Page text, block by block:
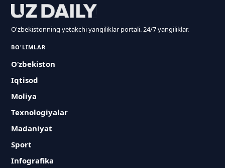
O'zbekistonning yetakchi yangiliklar portali. 24/7 yangiliklar.
BO'LIMLAR
O‘zbekiston
Iqtisod
Moliya
Texnologiyalar
Madaniyat
Sport
Infografika